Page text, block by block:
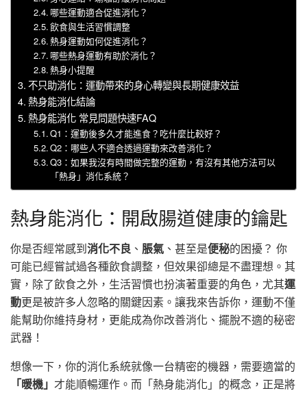
哪些運動適合促進消化？
飲食與生活習慣調整
熱身運動如何促進消化？
哪些熱身運動有助於消化？
熱身小提醒
不只助消化：運動帶來的身心轉變與長期健康效益
熱身能消化結論
熱身能消化 常見問題快速FAQ
Q1：運動後多久才能進食？吃什麼比較好？
Q2：哪些人不適合透過運動來改善消化？
Q3：如果我沒有時間做完整的運動，有沒有其他方法可以
「熱身」消化系統？
熱身能消化：開啟腸道健康的鑰匙
你是否經常感到消化不良 、 脹氣 、甚至是便秘的困擾？ 你
可能已經嘗試過各種飲食調整，但效果卻總是不盡理想。其
實，除了飲食之外，生活習慣也扮演著重要的角色，尤其運
動更是被許多人忽略的關鍵因素。讓我來告訴你，運動不僅
能幫助你維持身材，更能成為你改善消化、擺脫不適的秘密
武器！
想像一下，你的消化系統就像一台精密的機器，需要適當的
「暖機」 才能順暢運作。而「熱身能消化」的概念，正是將